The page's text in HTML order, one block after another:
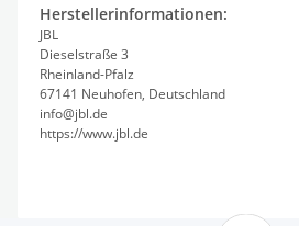
Herstellerinformationen:
JBL
Dieselstraße 3
Rheinland-Pfalz
67141 Neuhofen, Deutschland
info@jbl.de
https://www.jbl.de